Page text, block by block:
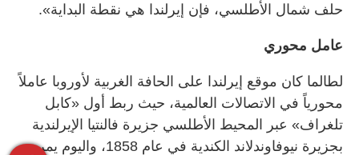
حلف شمال الأطلسي، فإن إيرلندا هي نقطة البداية».
عامل محوري
لطالما كان موقع إيرلندا على الحافة الغربية لأوروبا عاملاً
محورياً في الاتصالات العالمية، حيث ربط أول «كابل
تلغراف» عبر المحيط الأطلسي جزيرة فالنتيا الإيرلندية
بجزيرة نيوفاوندلاند الكندية في عام 1858، واليوم يمر